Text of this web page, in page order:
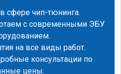
сфере чип-тюнинга.
с современными ЭБУ
на все виды работ.
консультации по
цены.